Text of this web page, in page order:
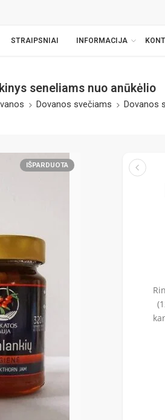
STRAIPSNIAI INFORMACIJA
seneliams nuo anūkėlio
Dovanos svečiams Dovanos
IŠPARDUOTA